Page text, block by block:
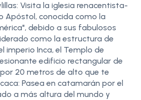
Visita la iglesia renacentista-
Apóstol, conocida como la
debido a sus fabulosos
como la estructura de
imperio Inca, el Templo de
edificio rectangular de
20 metros de alto que te
Pasea en catamarán por el
a más altura del mundo y